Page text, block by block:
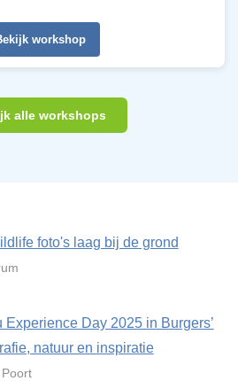
workshop
alle workshops
foto's laag bij de grond
Experience Day 2025 in Burgers’
natuur en inspiratie